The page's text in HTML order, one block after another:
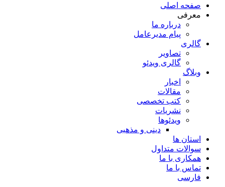
صفحه اصلی
معرفی
درباره ما
پیام مدیرعامل
گالری
تصاویر
گالری ویدئو
وبلاگ
اخبار
مقالات
کتب تخصصی
نشریات
ویدئوها
دینی و مذهبی
استان ها
سوالات متداول
همکاری با ما
تماس با ما
فارسی